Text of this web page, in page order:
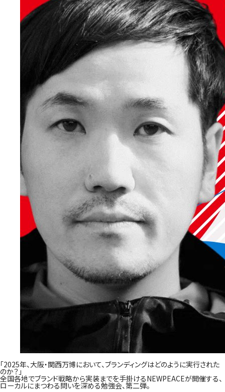
「2025年、大阪・関西万博において、ブランディングはどのように実行された
のか？」
全国各地でブランド戦略から実装までを手掛けるNEWPEACEが開催する、
ローカルにまつわる問いを深める勉強会、第二弾。